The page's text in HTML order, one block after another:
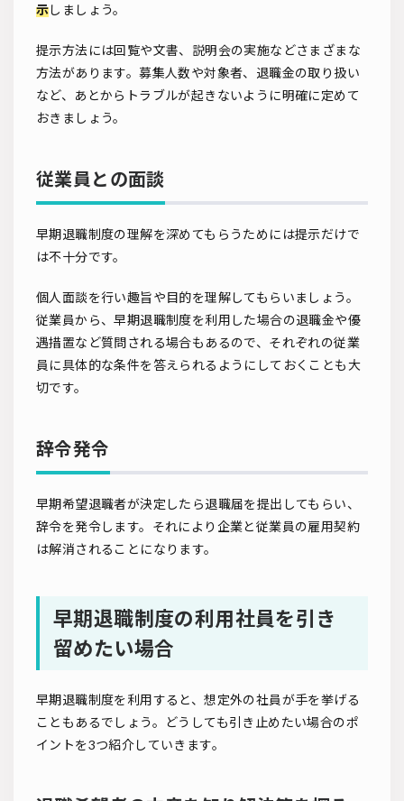
示しましょう。
提示方法には回覧や文書、説明会の実施などさまざまな
方法があります。募集人数や対象者、退職金の取り扱い
など、あとからトラブルが起きないように明確に定めて
おきましょう。
従業員との面談
早期退職制度の理解を深めてもらうためには提示だけで
は不十分です。
個人面談を行い趣旨や目的を理解してもらいましょう。
従業員から、早期退職制度を利用した場合の退職金や優
遇措置など質問される場合もあるので、それぞれの従業
員に具体的な条件を答えられるようにしておくことも大
切です。
辞令発令
早期希望退職者が決定したら退職届を提出してもらい、
辞令を発令します。それにより企業と従業員の雇用契約
は解消されることになります。
早期退職制度の利用社員を引き
留めたい場合
早期退職制度を利用すると、想定外の社員が手を挙げる
こともあるでしょう。どうしても引き止めたい場合のポ
イントを3つ紹介していきます。